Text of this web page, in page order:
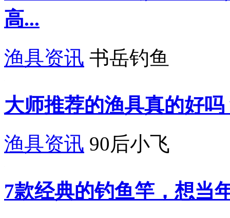
高...
渔具资讯 书岳钓鱼
大师推荐的渔具真的好
渔具资讯 90后小飞
7款经典的钓鱼竿，想当